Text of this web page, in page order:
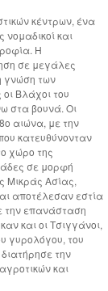
κέντρων, ένα
και
Η
σε μεγάλες
γνώση των
Βλάχοι του
στα βουνά. Οι
αιώνα, με την
κατευθύνονταν
χώρο της
σε μορφή
Μικράς Ασίας,
αποτέλεσαν εστία
την επανάσταση
και οι Τσιγγάνοι,
γυρολόγου, του
την
και